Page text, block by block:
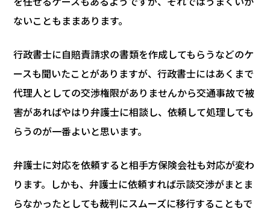
ないこともままあります。
行政書士に自賠責請求の書類を作成してもらうなどのケ
ースも聞いたことがありますが、行政書士にはあくまで
代理人としての交渉権限がありませんから交通事故で被
害があればやはり弁護士に相談し、依頼して処理しても
らうのが一番よいと思います。
弁護士に対応を依頼すると相手方保険会社も対応が変わ
ります。しかも、弁護士に依頼すれば示談交渉がまとま
らなかったとしても裁判にスムーズに移行することもで